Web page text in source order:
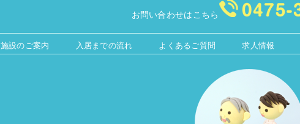
お問い合わせはこちら
施設のご案内 入居までの流れ よくあるご質問 求人情報